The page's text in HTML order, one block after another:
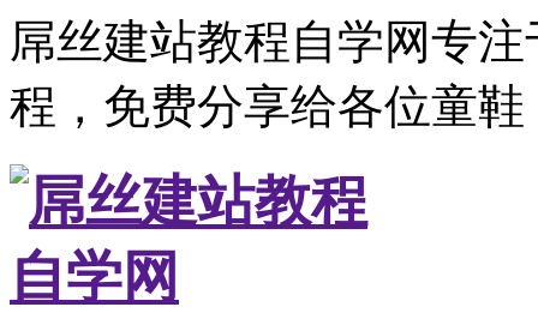
屌丝建站教程自学网专
程，免费分享给各位童